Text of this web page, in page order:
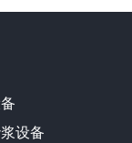
设备